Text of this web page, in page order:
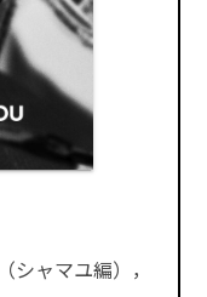
シャマユ編），